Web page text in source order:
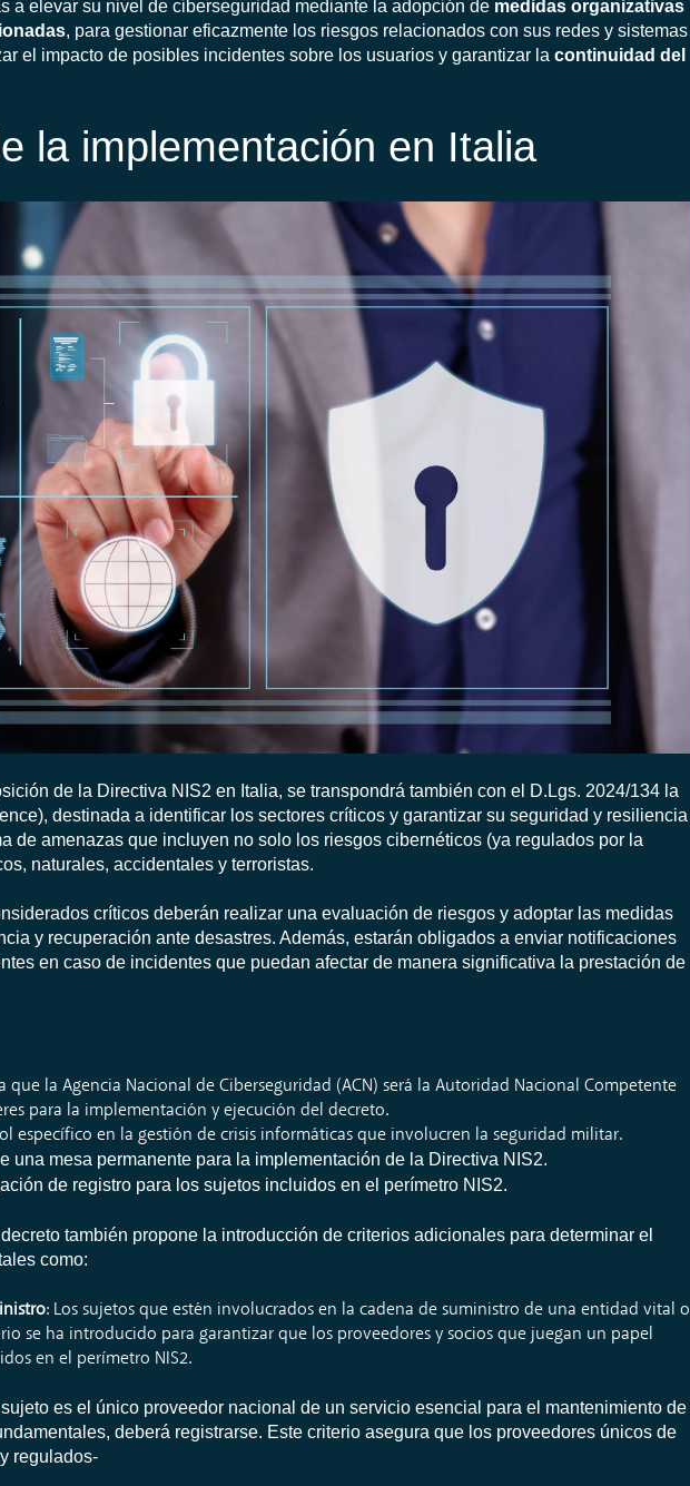
a elevar su nivel de ciberseguridad mediante la adopción de medidas organizativas
, para gestionar eficazmente los riesgos relacionados con sus redes y sistemas
el impacto de posibles incidentes sobre los usuarios y garantizar lacontinuidad del
la implementación en Italia
de la Directiva NIS2 en Italia, se transpondrá también con el D.Lgs. 2024/134 la
destinada a identificar los sectores críticos y garantizar su seguridad y resiliencia
de amenazas que incluyen no solo los riesgos cibernéticos (ya regulados por la
naturales, accidentales y terroristas.
críticos deberán realizar una evaluación de riesgos y adoptar las medidas
y recuperación ante desastres. Además, estarán obligados a enviar notificaciones
en caso de incidentes que puedan afectar de manera significativa la prestación de
que la Agencia Nacional de Ciberseguridad (ACN) será la Autoridad Nacional Competente
para la implementación y ejecución del decreto.
específico en la gestión de crisis informáticas que involucren la seguridad militar.
una mesa permanente para la implementación de la Directiva NIS2.
de registro para los sujetos incluidos en el perímetro NIS2.
también propone la introducción de criterios adicionales para determinar el
como:
: Los sujetos que estén involucrados en la cadena de suministro de una entidad vital o
se ha introducido para garantizar que los proveedores y socios que juegan un papel
en el perímetro NIS2.
es el único proveedor nacional de un servicio esencial para el mantenimiento de
deberá registrarse. Este criterio asegura que los proveedores únicos de
regulados-